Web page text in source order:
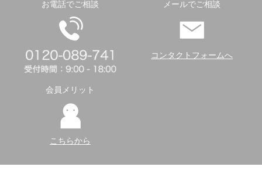
お電話でご相談 メールでご相談
コンタクトフォームへ
会員メリット
こちらから